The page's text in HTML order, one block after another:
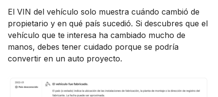
El VIN del vehículo solo muestra cuándo cambió de
propietario y en qué país sucedió. Si descubres que el
vehículo que te interesa ha cambiado mucho de
manos, debes tener cuidado porque se podría
convertir en un auto proyecto.